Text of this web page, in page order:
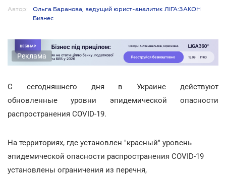
Автор:
Ольга Баранова, ведущий юрист-аналитик ЛІГА:ЗАКОН
Бизнес
Реклама
С сегодняшнего дня в Украине действуют
обновленные уровни эпидемической опасности
распространения COVID-19.
На территориях, где установлен "красный" уровень
эпидемической опасности распространения COVID-19
установлены ограничения из перечня,